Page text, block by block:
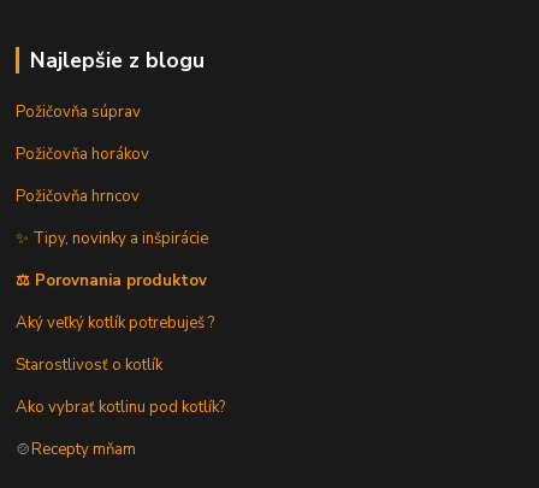
Najlepšie z blogu
Požičovňa súprav
Požičovňa horákov
Požičovňa hrncov
✨ Tipy, novinky a inšpirácie
⚖️ Porovnania produktov
Aký veľký kotlík potrebuješ ?
Starostlivosť o kotlík
Ako vybrať kotlinu pod kotlík?
🍲Recepty mňam